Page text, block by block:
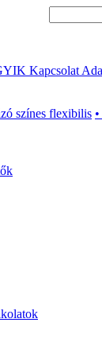
Kapcsolat
színes flexibilis